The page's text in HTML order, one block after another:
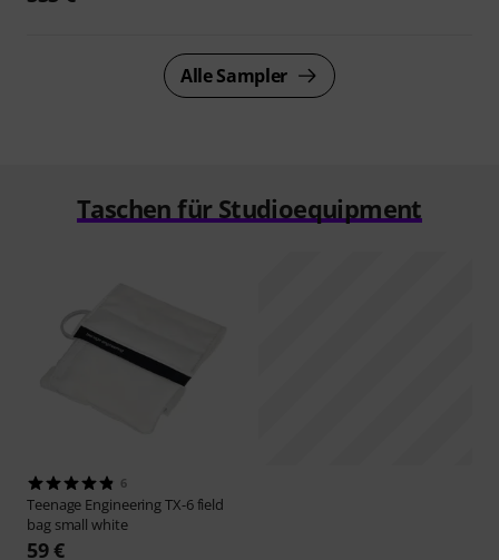
Alle Sampler
Taschen für Studioequipment
6
Teenage EngineeringTX-6 field
bag small white
59 €